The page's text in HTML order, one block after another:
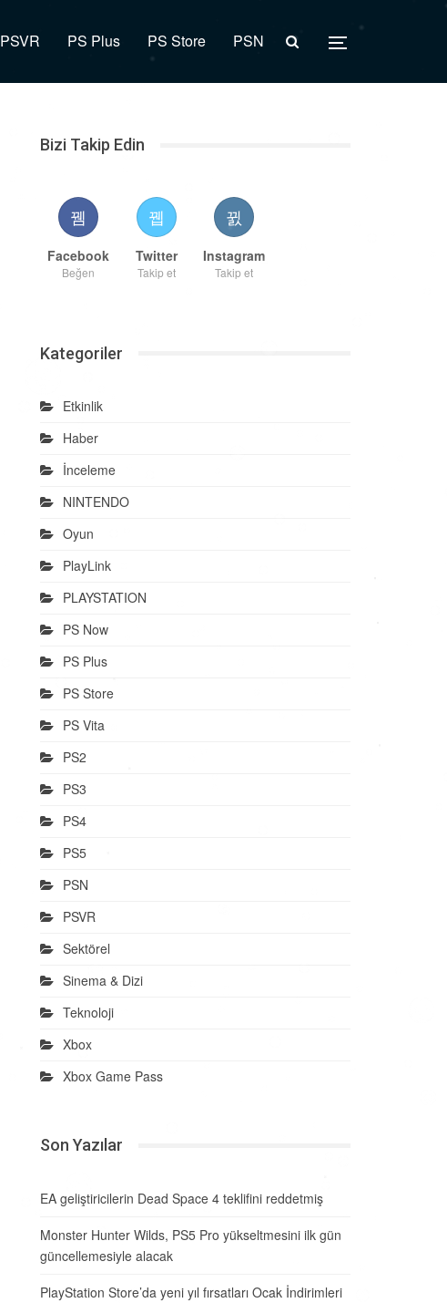
PSVR PS Plus PS Store PSN
Bizi Takip Edin
Facebook
Beğen
Twitter
Takip et
Instagram
Takip et
Kategoriler
Etkinlik
Haber
İnceleme
NINTENDO
Oyun
PlayLink
PLAYSTATION
PS Now
PS Plus
PS Store
PS Vita
PS2
PS3
PS4
PS5
PSN
PSVR
Sektörel
Sinema & Dizi
Teknoloji
Xbox
Xbox Game Pass
Son Yazılar
EA geliştiricilerin Dead Space 4 teklifini reddetmiş
Monster Hunter Wilds, PS5 Pro yükseltmesini ilk gün
güncellemesiyle alacak
PlayStation Store’da yeni yıl fırsatları Ocak İndirimleri